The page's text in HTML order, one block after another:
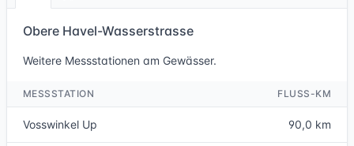
Obere Havel-Wasserstrasse
Weitere Messstationen am Gewässer.
MESSSTATION FLUSS-KM
Vosswinkel Up 90,0 km